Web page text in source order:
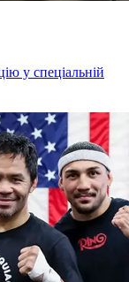
у спеціальній